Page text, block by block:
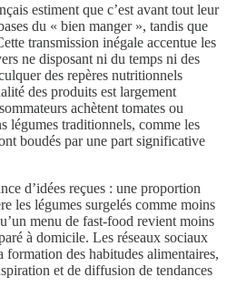
estiment que c’est avant tout leur
du « bien manger », tandis que
transmission inégale accentue les
ne disposant ni du temps ni des
des repères nutritionnels
des produits est largement
achètent tomates ou
légumes traditionnels, comme les
boudés par une part significative
d’idées reçues : une proportion
les légumes surgelés comme moins
menu de fast-food revient moins
à domicile. Les réseaux sociaux
formation des habitudes alimentaires,
et de diffusion de tendances